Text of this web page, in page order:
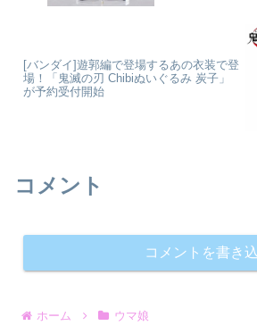
[バンダイ]遊郭編で登場するあの衣装で登
場！「鬼滅の刃 Chibiぬいぐるみ 炭子」
が予約受付開始
コメント
コメントを書き
ホーム ウマ娘